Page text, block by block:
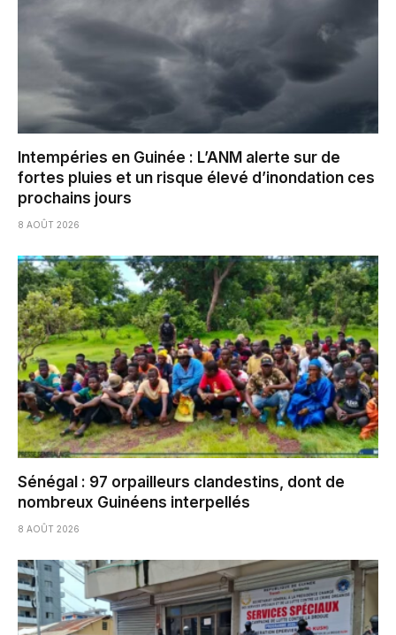
Intempéries en Guinée : L’ANM alerte sur de
fortes pluies et un risque élevé d’inondation ces
prochains jours
8 AOÛT 2026
Sénégal : 97 orpailleurs clandestins, dont de
nombreux Guinéens interpellés
8 AOÛT 2026